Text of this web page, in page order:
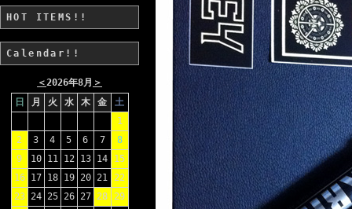
HOT ITEMS!!
Calendar!!
＜2026年8月 ＞
日
月 火 水 木 金
土
1
2
3 4 5 6 7
8
9
10 11 12 13 14
15
16
17 18 19 20 21 22
23 24 25 26 27 28 29